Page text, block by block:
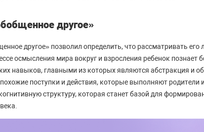
другое»
другое» позволил определить, что рассматривать его
осмысления мира вокруг и взросления ребенок познает
навыков, главными из которых являются абстракция и
поступки и действия, которые выполняют родители
структуру, которая станет базой для